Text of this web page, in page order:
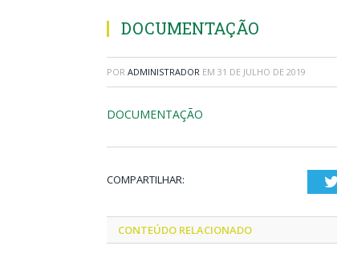
DOCUMENTAÇÃO
POR ADMINISTRADOR EM 31 DE JULHO DE 2019
DOCUMENTAÇÃO
COMPARTILHAR:
CONTEÚDO RELACIONADO